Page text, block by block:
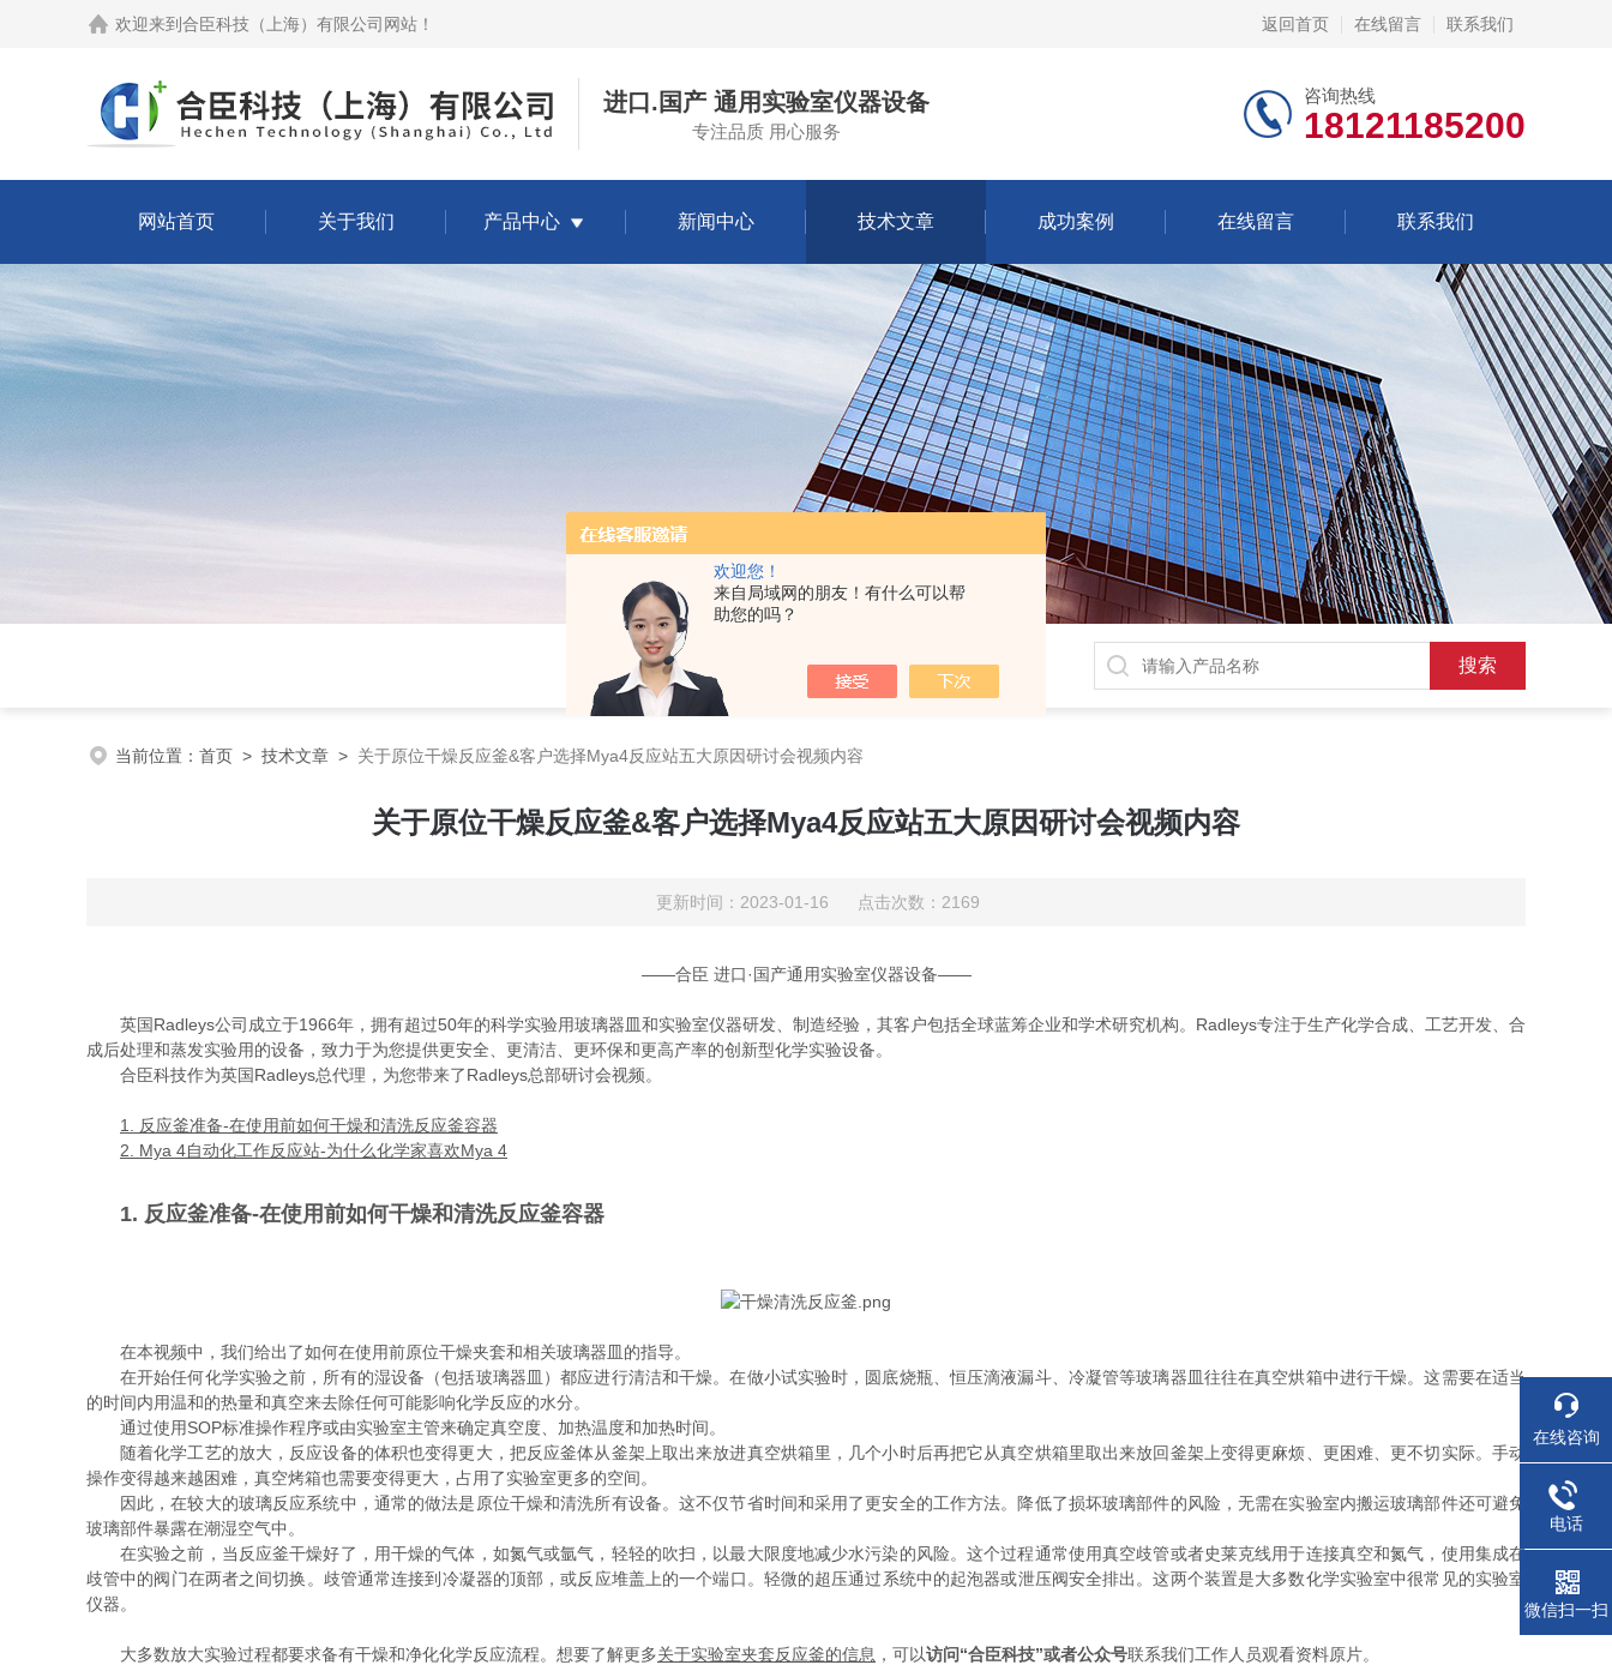
欢迎您！
来自局域网的朋友！有什么可以帮
助您的吗？
欢迎来到 合臣科技（上海）有限公司网站 ！ 返回首页 在线留言 联系我们
进口.国产 通用实验室仪器设备
专注品质 用心服务
咨询热线
18121185200
网站首页 关于我们 产品中心 新闻中心 技术文章 成功案例 在线留言 联系我们
当前位置： 首页 > 技术文章 > 关于原位干燥反应釜&客户选择Mya4反应站五大原因研讨会视频内容
关于原位干燥反应釜&客户选择Mya4反应站五大原因研讨会视频内容
更新时间：2023-01-16 点击次数：2169
——合臣 进口·国产通用实验室仪器设备——
英国Radleys公司成立于1966年，拥有超过50年的科学实验用玻璃器皿和实验室仪器研发、制造经验，其客户包括全球蓝筹企业和学术研究机构。 Radleys专注于生产化学合成、工艺开发、合
成后处理和蒸发实验用的设备，致力于为您提供更安全、更清洁、更环保和更高产率的创新型化学实验设备。
合臣科技作为英国Radleys总代理，为您带来了Radleys总部研讨会视频。
1. 反应釜准备-在使用前如何干燥和清洗反应釜容器
2. Mya 4自动化工作反应站-为什么化学家喜欢Mya 4
1. 反应釜准备-在使用前如何干燥和清洗反应釜容器
在本视频中，我们给出了如何在使用前原位干燥夹套和相关玻璃器皿的指导。
在开始任何化学实验之前，所有的湿设备（包括玻璃器皿）都应进行清洁和干燥。在做小试实验时，圆底烧瓶、恒压滴液漏斗、冷凝管等玻璃器皿往往在真空烘箱中进行干燥。这需要在适当
的时间内用温和的热量和真空来去除任何可能影响化学反应的水分。
通过使用SOP标准操作程序或由实验室主管来确定真空度、加热温度和加热时间。
随着化学工艺的放大，反应设备的体积也变得更大，把反应釜体从釜架上取出来放进真空烘箱里，几个小时后再把它从真空烘箱里取出来放回釜架上变得更麻烦、更困难、更不切实际。手动
操作变得越来越困难，真空烤箱也需要变得更大，占用了实验室更多的空间。
因此，在较大的玻璃反应系统中，通常的做法是原位干燥和清洗所有设备。这不仅节省时间和采用了更安全的工作方法。 降低了损坏玻璃部件的风险，无需在实验室内搬运玻璃部件还可避免
玻璃部件暴露在潮湿空气中。
在实验之前，当反应釜干燥好了，用干燥的气体，如氮气或氩气，轻轻的吹扫，以最大限度地减少水污染的风险。这个过程通常使用真空歧管或者史莱克线用于连接真空和氮气，使用集成在
歧管中的阀门在两者之间切换。歧管通常连接到冷凝器的顶部，或反应堆盖上的一个端口。轻微的超压通过系统中的起泡器或泄压阀安全排出。这两个装置是大多数化学实验室中很常见的实验室
仪器。
大多数放大实验过程都要求备有干燥和净化化学反应流程。想要了解更多关于实验室夹套反应釜的信息 ，可以访问“合臣科技”或者公众号联系我们工作人员观看资料原片。
在线咨询
电话
微信扫一扫